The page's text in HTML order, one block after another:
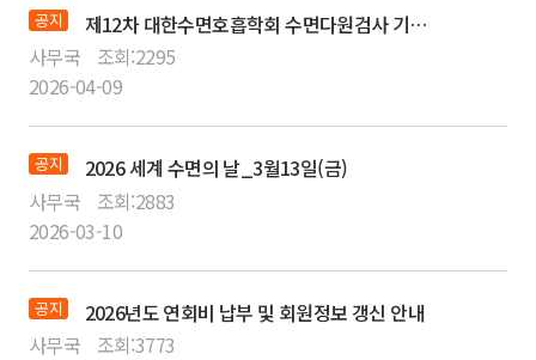
공지
제12차 대한수면호흡학회 수면다원검사 기본교육 강좌 VOD 다시보기 서비스 안내
사무국
조회:2295
2026-04-09
공지
2026 세계 수면의 날_3월13일(금)
사무국
조회:2883
2026-03-10
공지
2026년도 연회비 납부 및 회원정보 갱신 안내
사무국
조회:3773